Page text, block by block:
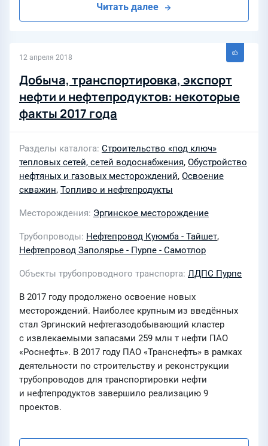
Читать далее
12 апреля 2018
Добыча, транспортировка, экспорт
нефти и нефтепродуктов: некоторые
факты 2017 года
Разделы каталога Строительство «под ключ»
тепловых сетей, сетей водоснабжения, Обустройство
нефтяных и газовых месторождений, Освоение
скважин, Топливо и нефтепродукты
Месторождения Эргинское месторождение
Трубопроводы Нефтепровод Куюмба - Тайшет,
Нефтепровод Заполярье - Пурпе - Самотлор
Объекты трубопроводного транспорта ЛДПС Пурпе
В 2017 году продолжено освоение новых
месторождений. Наиболее крупным из введённых
стал Эргинский нефтегазодобывающий кластер
с извлекаемыми запасами 259 млн т нефти ПАО
«Роснефть». В 2017 году ПАО «Транснефть» в рамках
деятельности по строительству и реконструкции
трубопроводов для транспортировки нефти
и нефтепродуктов завершило реализацию 9
проектов.